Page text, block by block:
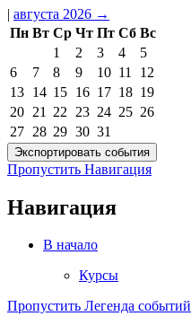
| августа 2026 →
Пн Вт Ср Чт Пт Сб Вс
1
2 3 4
5
6
7 8 9 10 11
12
13 14 15 16 17 18 19
20 21 22 23 24 25 26
27 28 29 30 31
Пропустить Навигация
Навигация
В начало
Курсы
Пропустить Легенда событий